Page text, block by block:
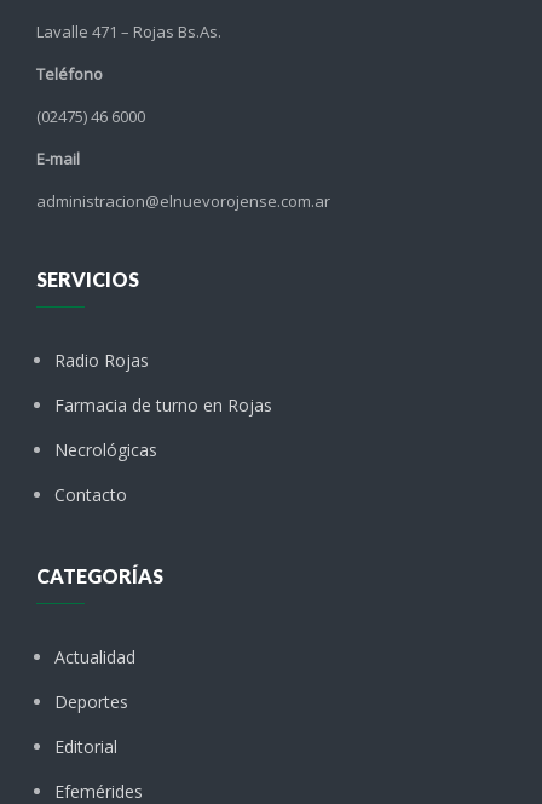
Lavalle 471 – Rojas Bs.As.
Teléfono
(02475) 46 6000
E-mail
administracion@elnuevorojense.com.ar
SERVICIOS
Radio Rojas
Farmacia de turno en Rojas
Necrológicas
Contacto
CATEGORÍAS
Actualidad
Deportes
Editorial
Efemérides